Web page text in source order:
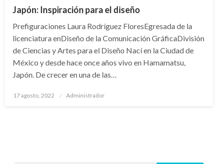
Japón: Inspiración para el diseño
Prefiguraciones Laura Rodríguez FloresEgresada de la
licenciatura enDiseño de la Comunicación GráficaDivisión
de Ciencias y Artes para el Diseño Nací en la Ciudad de
México y desde hace once años vivo en Hamamatsu,
Japón. De crecer en una de las…
Publicado
17 agosto, 2022 Administrador